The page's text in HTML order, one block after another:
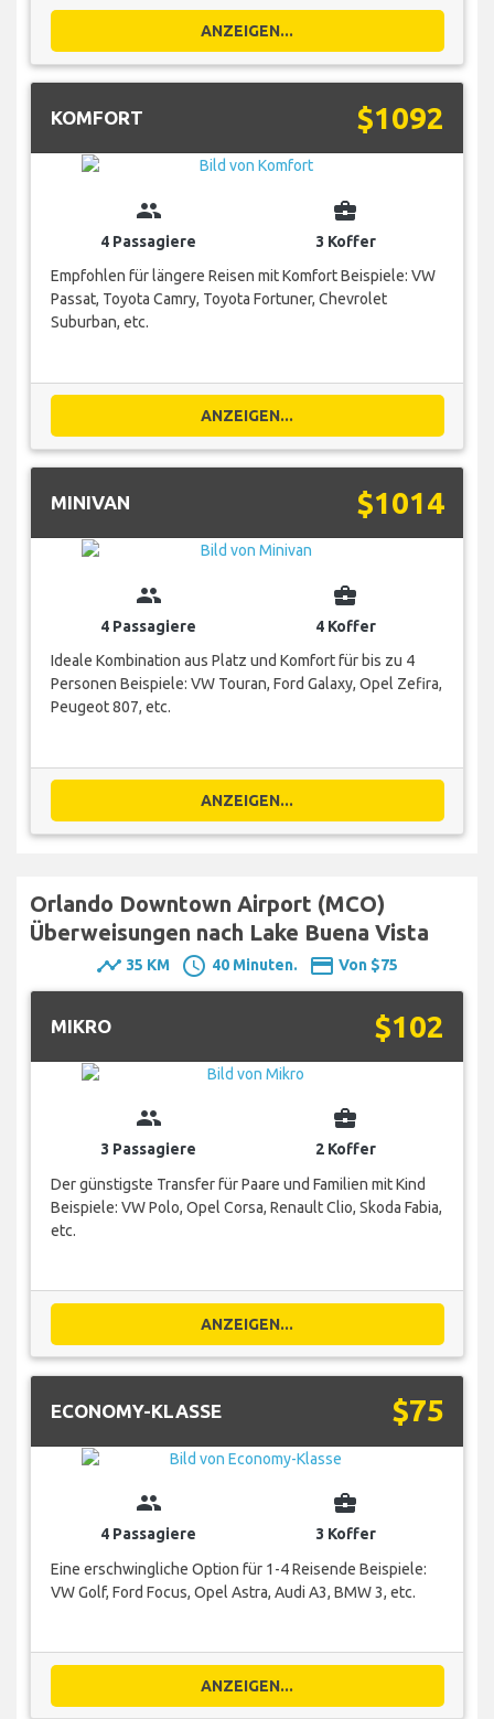
ANZEIGEN...
KOMFORT $1092
group
4 Passagiere
business_center
3 Koffer
Empfohlen für längere Reisen mit Komfort Beispiele: VW
Passat, Toyota Camry, Toyota Fortuner, Chevrolet
Suburban, etc.
ANZEIGEN...
MINIVAN $1014
group
4 Passagiere
business_center
4 Koffer
Ideale Kombination aus Platz und Komfort für bis zu 4
Personen Beispiele: VW Touran, Ford Galaxy, Opel Zefira,
Peugeot 807, etc.
ANZEIGEN...
Orlando Downtown Airport (MCO)
Überweisungen nach Lake Buena Vista
timeline 35 KM schedule 40 Minuten. payment Von $75
MIKRO $102
group
3 Passagiere
business_center
2 Koffer
Der günstigste Transfer für Paare und Familien mit Kind
Beispiele: VW Polo, Opel Corsa, Renault Clio, Skoda Fabia,
etc.
ANZEIGEN...
ECONOMY-KLASSE $75
group
4 Passagiere
business_center
3 Koffer
Eine erschwingliche Option für 1-4 Reisende Beispiele:
VW Golf, Ford Focus, Opel Astra, Audi A3, BMW 3, etc.
ANZEIGEN...